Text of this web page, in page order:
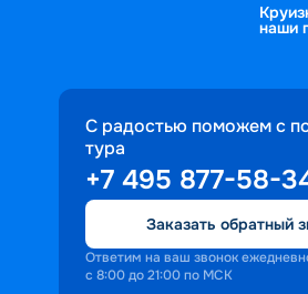
наши
С радостью поможем с
тура
+7 495 877-58-
Заказать обратный
Ответим на ваш звонок
с 8:00 до 21:00 по МСК